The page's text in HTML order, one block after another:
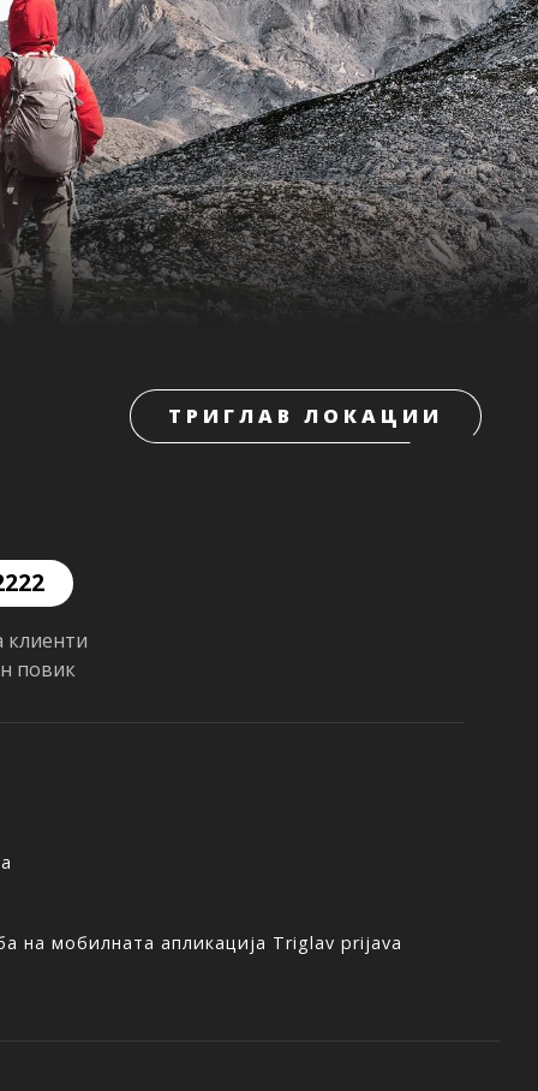
ТРИГЛАВ ЛОКАЦИИ
клиенти
повик
на мобилната апликација Triglav prijava